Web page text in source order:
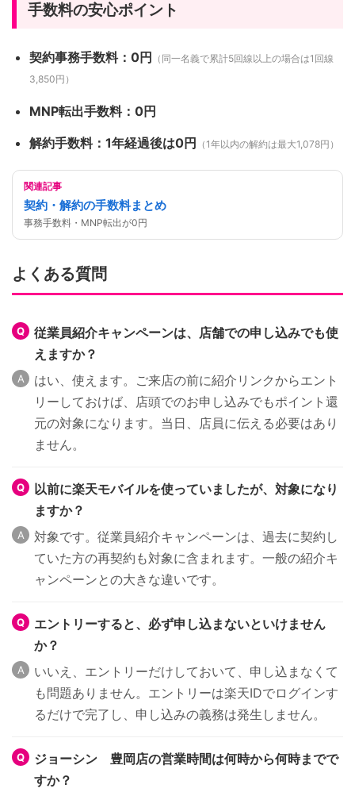
手数料の安心ポイント
契約事務手数料：0円
（同一名義で累計5回線以上の場合は1回線
3,850円）
MNP転出手数料：0円
解約手数料：1年経過後は0円
（1年以内の解約は最大1,078円）
関連記事
契約・解約の手数料まとめ
事務手数料・MNP転出が0円
よくある質問
従業員紹介キャンペーンは、店舗での申し込みでも使
えますか？
はい、使えます。ご来店の前に紹介リンクからエント
リーしておけば、店頭でのお申し込みでもポイント還
元の対象になります。当日、店員に伝える必要はあり
ません。
以前に楽天モバイルを使っていましたが、対象になり
ますか？
対象です。従業員紹介キャンペーンは、過去に契約し
ていた方の再契約も対象に含まれます。一般の紹介キ
ャンペーンとの大きな違いです。
エントリーすると、必ず申し込まないといけません
か？
いいえ、エントリーだけしておいて、申し込まなくて
も問題ありません。エントリーは楽天IDでログインす
るだけで完了し、申し込みの義務は発生しません。
ジョーシン 豊岡店の営業時間は何時から何時までで
すか？